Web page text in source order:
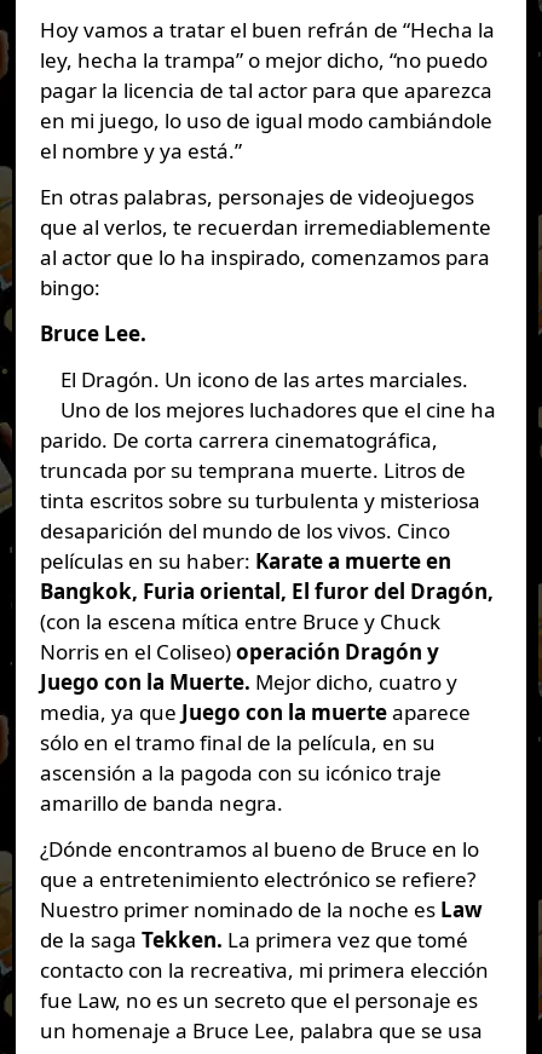
Hoy vamos a tratar el buen refrán de “Hecha la
ley, hecha la trampa” o mejor dicho, “no puedo
pagar la licencia de tal actor para que aparezca
en mi juego, lo uso de igual modo cambiándole
el nombre y ya está.”
En otras palabras, personajes de videojuegos
que al verlos, te recuerdan irremediablemente
al actor que lo ha inspirado, comenzamos para
bingo:
Bruce Lee.
El Dragón. Un icono de las artes marciales.
Uno de los mejores luchadores que el cine ha
parido. De corta carrera cinematográfica,
truncada por su temprana muerte. Litros de
tinta escritos sobre su turbulenta y misteriosa
desaparición del mundo de los vivos. Cinco
películas en su haber: Karate a muerte en
Bangkok, Furia oriental, El furor del Dragón,
(con la escena mítica entre Bruce y Chuck
Norris en el Coliseo)operación Dragón y
Juego con la Muerte. Mejor dicho, cuatro y
media, ya que Juego con la muerteaparece
sólo en el tramo final de la película, en su
ascensión a la pagoda con su icónico traje
amarillo de banda negra.
¿Dónde encontramos al bueno de Bruce en lo
que a entretenimiento electrónico se refiere?
Nuestro primer nominado de la noche es Law
de la saga Tekken. La primera vez que tomé
contacto con la recreativa, mi primera elección
fue Law, no es un secreto que el personaje es
un homenaje a Bruce Lee, palabra que se usa